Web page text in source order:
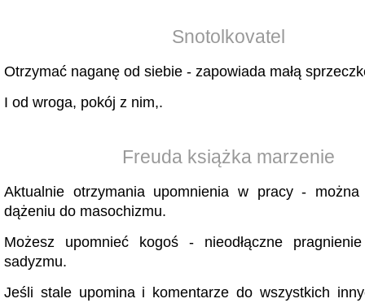
Snotolkovatel
Otrzymać naganę od siebie - zapowiada małą
I od wroga, pokój z nim,.
Freuda książka marzenie
Aktualnie otrzymania upomnienia w pracy -
dążeniu do masochizmu.
Możesz upomnieć kogoś - nieodłączne
sadyzmu.
Jeśli stale upomina i komentarze do wszystkich